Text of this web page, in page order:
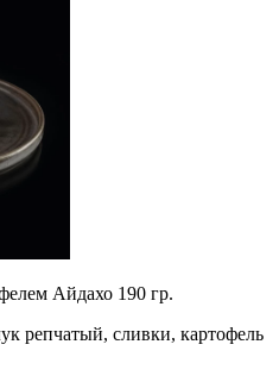
Айдахо 190 гр.
репчатый, сливки, картофель